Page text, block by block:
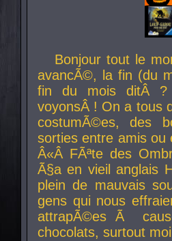
Bonjour tout le
avancÃ©, la fin (du
fin du mois ditÂ ?
voyonsÂ ! On a tous
costumÃ©es, des
sorties entre amis
Â«Â FÃªte des
Ã§a en vieil anglais
plein de mauvais
gens qui nous
attrapÃ©es Ã
chocolats, surtout